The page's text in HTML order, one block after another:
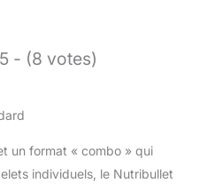
- (8 votes)
un format « combo » qui
individuels, le Nutribullet